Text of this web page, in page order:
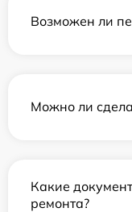
Возможен ли
Можно ли
Какие
ремонта?